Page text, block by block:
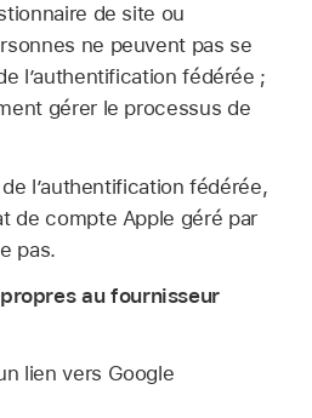
de site ou
ne peuvent pas se
l’authentification fédérée ;
gérer le processus de
l’authentification fédérée,
de compte Apple géré par
pas.
au fournisseur
lien vers Google